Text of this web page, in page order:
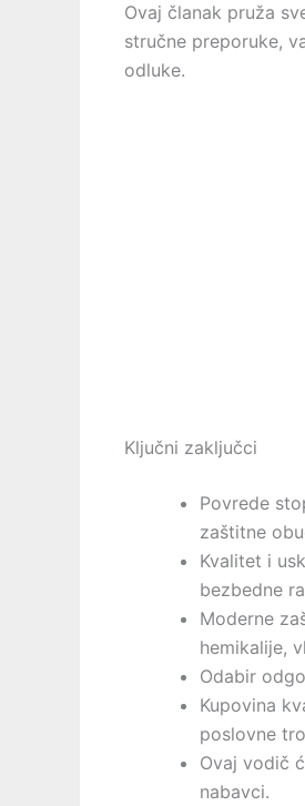
Ovaj članak pruža
stručne preporuke,
odluke.
Ključni zaključci
Povrede
zaštitne
Kvalitet i
bezbedne
Moderne
hemikalije,
Odabir
Kupovina
poslovne
Ovaj vodič
nabavci.